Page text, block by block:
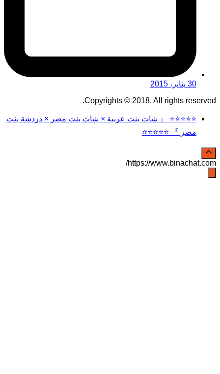
30 يناير، 2015
Copyrights © 2018. All rights reserved.
⭐⭐⭐⭐⭐ 『 شات بنت عربية × شات بنت مصر × دردشة بنت
مصر 』 ⭐⭐⭐⭐⭐
https://www.binachat.com/